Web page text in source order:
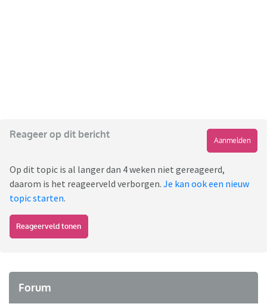
Reageer op dit bericht
Aanmelden
Op dit topic is al langer dan 4 weken niet gereageerd,
daarom is het reageerveld verborgen. Je kan ook een nieuw
topic starten.
Reageerveld tonen
Forum